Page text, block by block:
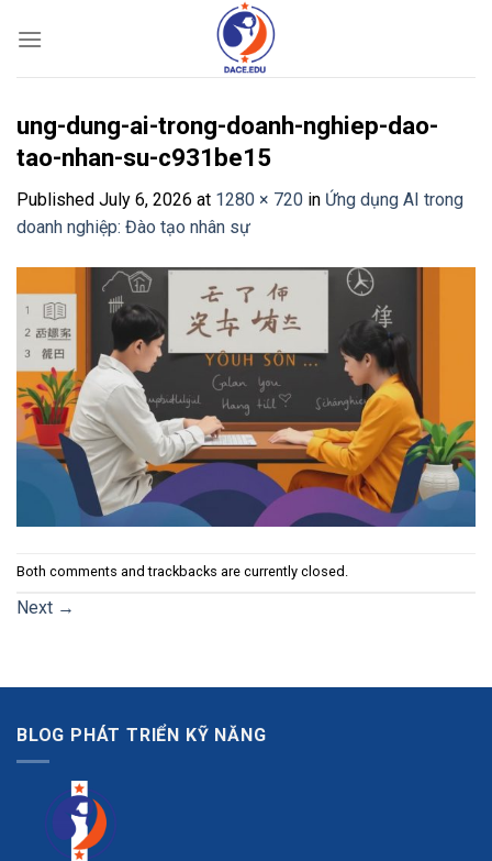
ung-dung-ai-trong-doanh-nghiep-dao-
tao-nhan-su-c931be15
Published July 6, 2026 at 1280 × 720 in Ứng dụng AI trong
doanh nghiệp: Đào tạo nhân sự
Both comments and trackbacks are currently closed.
Next →
BLOG PHÁT TRIỂN KỸ NĂNG